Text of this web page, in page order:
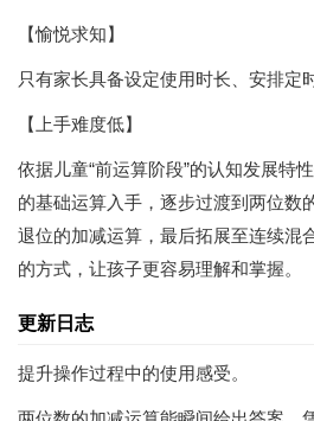
【愉悦求知】
只有家长具备设定使用时长、安排定
【上手难度低】
依据儿童“前运算阶段”的认知发展特
的基础运算入手，逐步过渡到两位数
退位的加减运算，最后拓展至连续
的方式，让孩子更容易理解和掌握。
更新日志
提升操作过程中的使用感受。